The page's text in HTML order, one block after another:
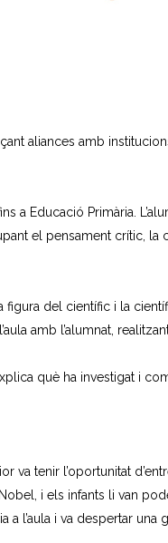
aliances amb
a Educació Primària.
el pensament crític, la
figura del científic i la
amb l’alumnat,
què ha investigat i
va tenir l’oportunitat
i els infants li van
l’aula i va despertar una